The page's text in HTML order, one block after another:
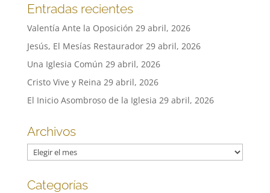
Entradas recientes
Valentía Ante la Oposición 29 abril, 2026
Jesús, El Mesías Restaurador 29 abril, 2026
Una Iglesia Común 29 abril, 2026
Cristo Vive y Reina 29 abril, 2026
El Inicio Asombroso de la Iglesia 29 abril, 2026
Archivos
Archivos
Categorías